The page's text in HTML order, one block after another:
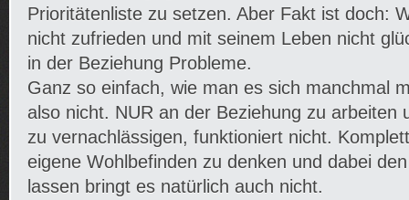
Prioritätenliste zu setzen. Aber Fakt ist doch:
nicht zufrieden und mit seinem Leben nicht
in der Beziehung Probleme.
Ganz so einfach, wie man es sich manchmal
also nicht. NUR an der Beziehung zu arbeiten
zu vernachlässigen, funktioniert nicht.
eigene Wohlbefinden zu denken und dabei
lassen bringt es natürlich auch nicht.